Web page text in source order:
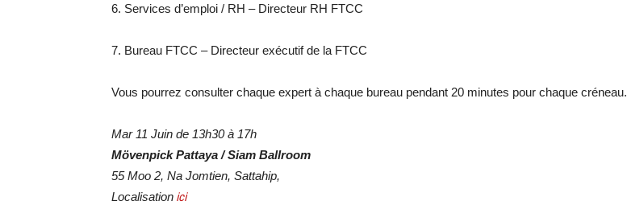
6. Services d’emploi / RH – Directeur RH FTCC
7. Bureau FTCC – Directeur exécutif de la FTCC
Vous pourrez consulter chaque expert à chaque bureau pendant 20 minutes pour chaque créneau.
Mar 11 Juin de 13h30 à 17h
Mövenpick Pattaya / Siam Ballroom
55 Moo 2, Na Jomtien, Sattahip,
Localisation ici